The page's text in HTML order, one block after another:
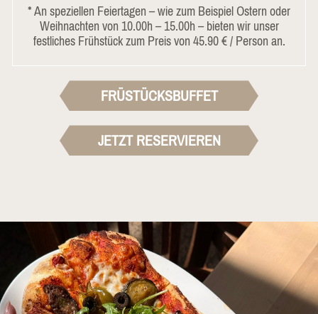
* An speziellen Feiertagen – wie zum Beispiel Ostern oder
Weihnachten von 10.00h – 15.00h – bieten wir unser
festliches Frühstück zum Preis von 45.90 € / Person an.
FRÜSTÜCKSBUFFET
JETZT RESERVIEREN